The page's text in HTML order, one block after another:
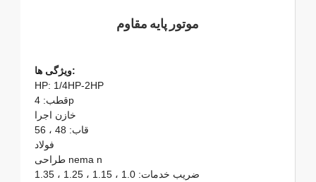
موتور پایه مقاوم
ویژگی ها:
HP: 1/4HP-2HP
قطب: 4p
خازن اجرا
قاب: 48 ، 56
فولاد
طراحی nema n
ضریب خدمات: 1.0 ، 1.15 ، 1.25 ، 1.35